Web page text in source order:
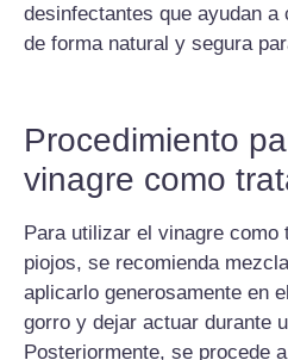
desinfectantes que ayudan
de forma natural y segura
Procedimiento
vinagre como
Para utilizar el vinagre como
piojos, se recomienda
aplicarlo generosamente en
gorro y dejar actuar durante
Posteriormente, se procede